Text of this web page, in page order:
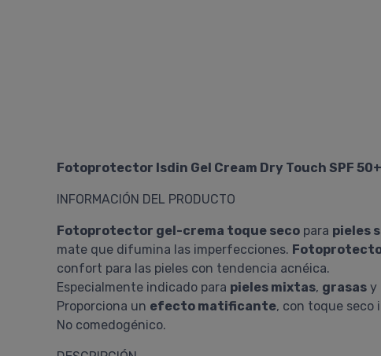
Fotoprotector Isdin Gel Cream Dry Touch SPF 50+
INFORMACIÓN DEL PRODUCTO
Fotoprotector gel-crema toque seco para pieles
mate que difumina las imperfecciones.
confort para las pieles con tendencia acnéica.
Especialmente indicado para pieles mixtas, grasas y
Proporciona un efecto matificante, con toque seco
No comedogénico.